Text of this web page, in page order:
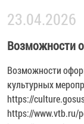
23.04.2026
Возможности
Возможности
культурных
https://
https://www.vtb.ru/